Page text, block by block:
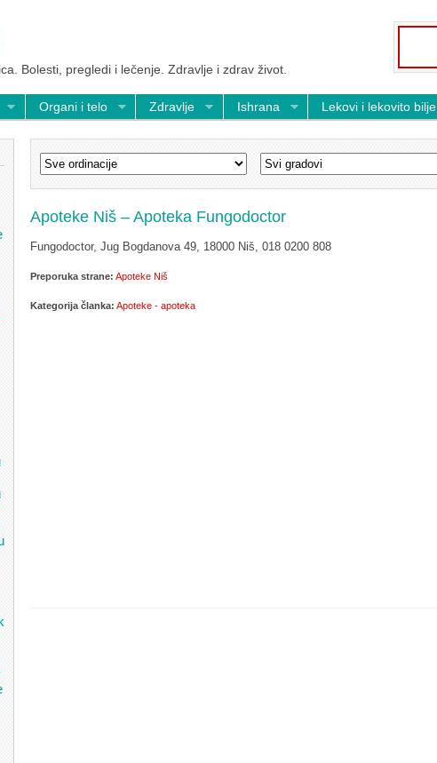
Bolesti, pregledi i lečenje. Zdravlje i zdrav život.
Organi i telo Zdravlje Ishrana Lekovi i lekovito bilje
Apoteke Niš – Apoteka Fungodoctor
Fungodoctor, Jug Bogdanova 49, 18000 Niš, 018 0200 808
Preporuka strane: Apoteke Niš
Kategorija članka: Apoteke - apoteka